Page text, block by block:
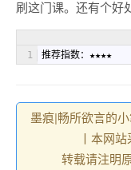
刷这门课。还有个好
1 推荐指数：★★★★
墨痕|畅所欲言的
丨本网
转载请注明